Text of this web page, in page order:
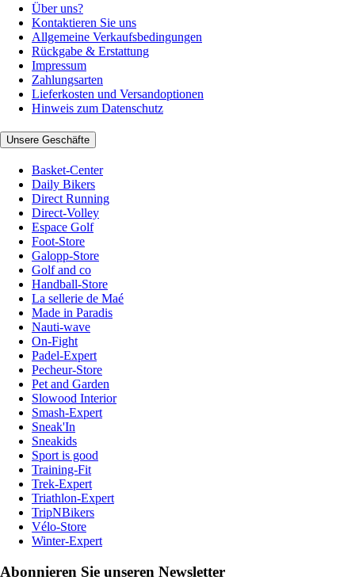
Über uns?
Kontaktieren Sie uns
Allgemeine Verkaufsbedingungen
Rückgabe & Erstattung
Impressum
Zahlungsarten
Lieferkosten und Versandoptionen
Hinweis zum Datenschutz
Unsere Geschäfte
Basket-Center
Daily Bikers
Direct Running
Direct-Volley
Espace Golf
Foot-Store
Galopp-Store
Golf and co
Handball-Store
La sellerie de Maé
Made in Paradis
Nauti-wave
On-Fight
Padel-Expert
Pecheur-Store
Pet and Garden
Slowood Interior
Smash-Expert
Sneak'In
Sneakids
Sport is good
Training-Fit
Trek-Expert
Triathlon-Expert
TripNBikers
Vélo-Store
Winter-Expert
Abonnieren Sie unseren Newsletter